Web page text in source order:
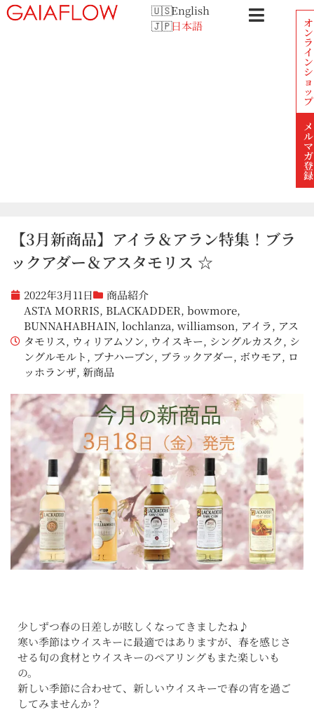
English
日本語
オ
ン
ラ
イ
ン
シ
ョ
ッ
プ
メ
ル
マ
ガ
登
録
【3月新商品】アイラ＆アラン特集！ブラ
ックアダー＆アスタモリス ☆
2022年3月11日
商品紹介
ASTA MORRIS, BLACKADDER, bowmore,
BUNNAHABHAIN, lochlanza, williamson, アイラ, アス
タモリス, ウィリアムソン, ウイスキー, シングルカスク, シ
ングルモルト, ブナハーブン, ブラックアダー, ボウモア, ロ
ッホランザ, 新商品
少しずつ春の日差しが眩しくなってきましたね♪
寒い季節はウイスキーに最適ではありますが、春を感じさ
せる旬の食材とウイスキーのペアリングもまた楽しいも
の。
新しい季節に合わせて、新しいウイスキーで春の宵を過ご
してみませんか？